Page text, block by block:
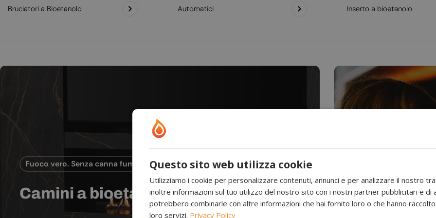
Bruciatori a Bioetanolo Automatici Inserto a bioetanolo
Fuoco vero. Senza canna fumaria.
Camini a bioetanolo Camini a
Questo sito web utilizza cookie
Utilizziamo i cookie per personalizzare contenuti, annunci e per analizzare il nostro
inoltre informazioni sul tuo utilizzo del nostro sito con i nostri partner pubblicitari e di
potrebbero combinarle con altre informazioni che hai fornito loro o che hanno
loro servizi. Privacy Policy